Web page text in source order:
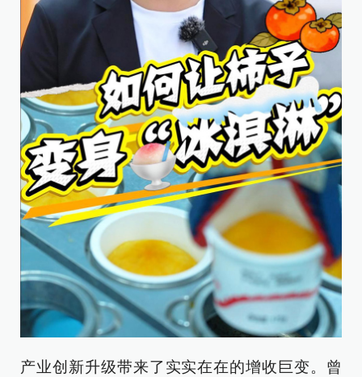
产业创新升级带来了实实在在的增收巨变。曾